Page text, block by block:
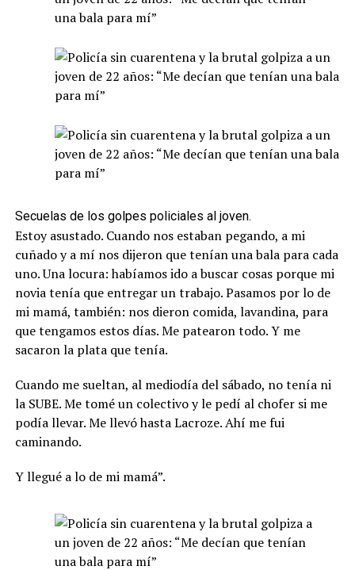
Secuelas de los golpes policiales al joven.
Estoy asustado. Cuando nos estaban pegando, a mi
cuñado y a mí nos dijeron que tenían una bala para cada
uno. Una locura: habíamos ido a buscar cosas porque mi
novia tenía que entregar un trabajo. Pasamos por lo de
mi mamá, también: nos dieron comida, lavandina, para
que tengamos estos días. Me patearon todo. Y me
sacaron la plata que tenía.
Cuando me sueltan, al mediodía del sábado, no tenía ni
la SUBE. Me tomé un colectivo y le pedí al chofer si me
podía llevar. Me llevó hasta Lacroze. Ahí me fui
caminando.
Y llegué a lo de mi mamá”.